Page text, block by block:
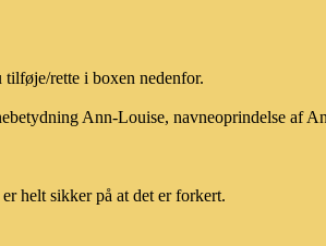
rette i boxen nedenfor.
Ann-Louise, navneoprindelse af
helt sikker på at det er forkert.